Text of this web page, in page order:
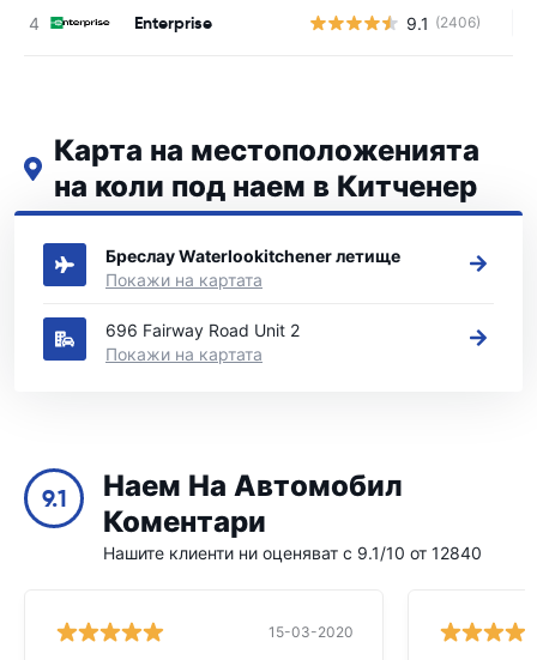
Enterprise 9.1 (2406)
Карта на местоположенията
на коли под наем в Китченер
Вижте нашите основни места за коли под наем в Китченер
Бреслау Waterlookitchener летище
Покажи на картата
696 Fairway Road Unit 2
Покажи на картата
9.1
Наем На Автомобил
Коментари
Нашите клиенти ни оценяват с 9.1/10 от 12840
15-03-2020